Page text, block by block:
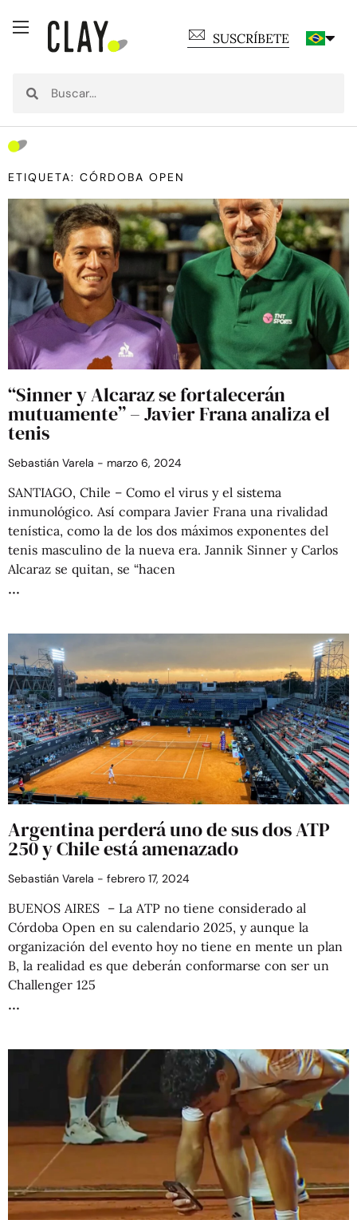
SUSCRÍBETE
ETIQUETA: CÓRDOBA OPEN
“Sinner y Alcaraz se fortalecerán
mutuamente” – Javier Frana analiza el
tenis
Sebastián Varela marzo 6, 2024
SANTIAGO, Chile – Como el virus y el sistema
inmunológico. Así compara Javier Frana una rivalidad
tenística, como la de los dos máximos exponentes del
tenis masculino de la nueva era. Jannik Sinner y Carlos
Alcaraz se quitan, se “hacen
Argentina perderá uno de sus dos ATP
250 y Chile está amenazado
Sebastián Varela febrero 17, 2024
BUENOS AIRES – La ATP no tiene considerado al
Córdoba Open en su calendario 2025, y aunque la
organización del evento hoy no tiene en mente un plan
B, la realidad es que deberán conformarse con ser un
Challenger 125